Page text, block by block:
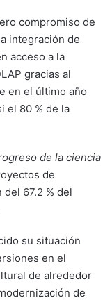
compromiso de
integración de
acceso a la
gracias al
en el último año
el 80 % de la
de la ciencia
de
67.2 % del
su situación
en el
de alrededor
de